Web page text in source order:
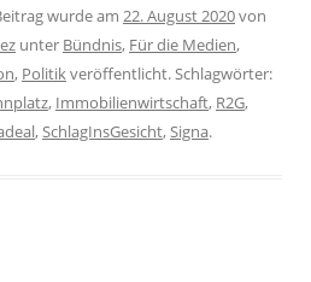
wurde am 22. August 2020von
unter Bündnis, Für die Medien,
, Politikveröffentlicht. Schlagwörter:
, Immobilienwirtschaft, R2G,
,SchlagInsGesicht,Signa.